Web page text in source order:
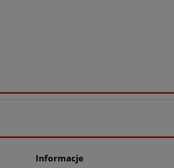
Informacje